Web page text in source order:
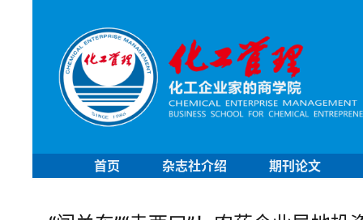
首页 杂志社介绍 期刊论文